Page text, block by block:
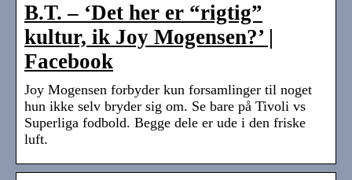
B.T. – ‘Det her er “rigtig”
kultur, ik Joy Mogensen?’ |
Facebook
Joy Mogensen forbyder kun forsamlinger til noget
hun ikke selv bryder sig om. Se bare på Tivoli vs
Superliga fodbold. Begge dele er ude i den friske
luft.